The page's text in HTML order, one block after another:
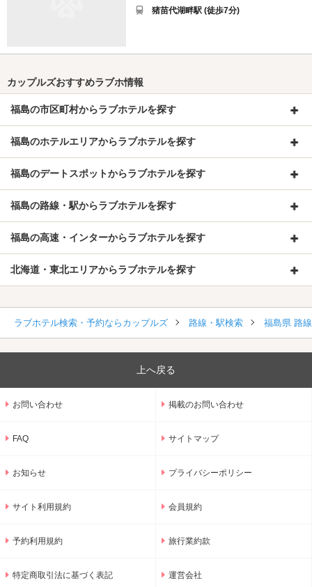
猪苗代湖畔駅 (徒歩7分)
カップルズおすすめラブホ情報
福島の市区町村からラブホテルを探す
福島のホテルエリアからラブホテルを探す
福島のデートスポットからラブホテルを探す
福島の路線・駅からラブホテルを探す
福島の高速・インターからラブホテルを探す
北海道・東北エリアからラブホテルを探す
ラブホテル検索・予約ならカップルズ 路線・駅検索 福島県 路
上へ戻る
お問い合わせ 掲載のお問い合わせ
FAQ サイトマップ
お知らせ プライバシーポリシー
サイト利用規約 会員規約
予約利用規約 旅行業約款
特定商取引法に基づく表記 運営会社